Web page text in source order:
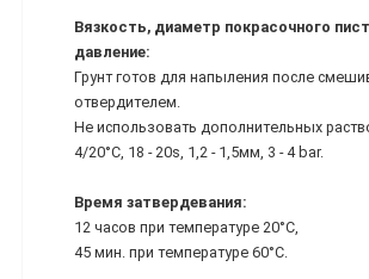
Вязкость, диаметр покрасочного
давление:
Грунт готов для напыления после
отвердителем.
Не использовать дополнительных
4/20°С, 18 - 20s, 1,2 - 1,5мм, 3 - 4 bar.
Время затвердевания:
12 часов при температуре 20°С,
45 мин. при температуре 60°С.